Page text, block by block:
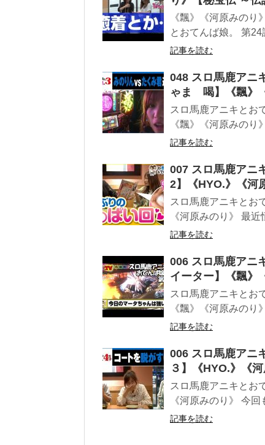
《飄》《河原みの
とおてんば娘。 第
記事を読む
048 スロ馬鹿アニ
ゃま 喝】《飄》
スロ馬鹿アニキとお
《飄》《河原みのり
記事を読む
007 スロ馬鹿アニ
2】《HYO.》《河
スロ馬鹿アニキとお
《河原みのり》 最
記事を読む
006 スロ馬鹿アニ
イーター】《飄》
スロ馬鹿アニキとお
《飄》《河原みの
記事を読む
006 スロ馬鹿アニ
３】《HYO.》《河
スロ馬鹿アニキとお
《河原みのり》 今
記事を読む